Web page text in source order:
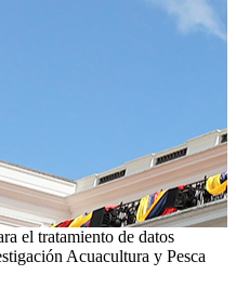
el tratamiento de datos
Acuacultura y Pesca